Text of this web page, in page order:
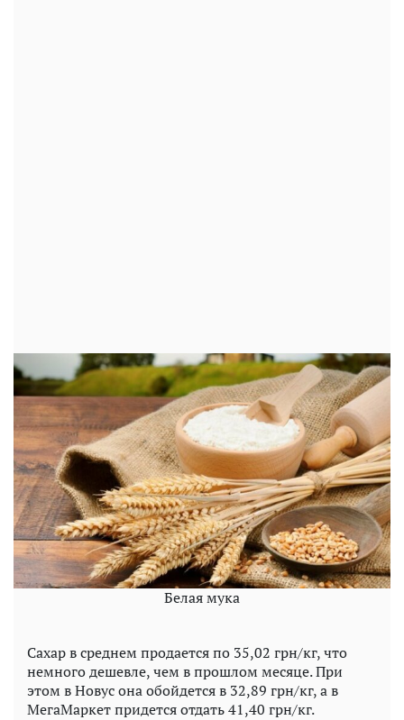
Белая мука
Сахар в среднем продается по 35,02 грн/кг, что
немного дешевле, чем в прошлом месяце. При
этом в Новус она обойдется в 32,89 грн/кг, а в
МегаМаркет придется отдать 41,40 грн/кг.